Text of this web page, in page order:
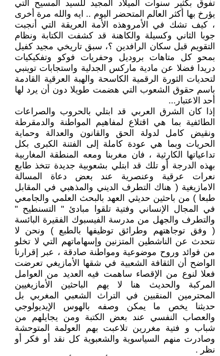
تفوق بكثير سنوات الميلاد المجيد للسيد المسيح التي
يؤرخ بها أكثر العالم المتحضر اليوم .. ايه والله مرة أخرى
، كيف تشك في الأمروهذه الأمة العريقة التي أنجبت
جوبا الثاني وكسيلة والكاهنة قد كشفت الكتابة ونظام
التقويم قبل سكان الرافدين ؟، سبق تاريخي مجيد كفيل
بمحو كل متاهات بروديل وحفريات فوكو وتفكيكيات
دريدا فضلا عن مادية ماركس الجدلية واستجابات توينبي
لتحديات الثورة الرقمية الكاسحة والهبة العرقية القادمة
باسم حقوق الشعوب التي هضمت طويلا دون أن يرد لها
أحد الاعتبار...
إذا كان الشرق العربي قد ابتلي بالحروب والصراعات
الطائفية بما هي اقتلاع لمفاهيم المواطنة والدمقرطة
ونقيض كامل لدولة الحق والقانون والعدالة وحماية
الحريات وبما هي عودة كاملة إلى الفتنة الكبرى بكل
تداعياتها الكارثية ، فان مغربنا ومعه المنطقة المغاربية
بهذه الدرجة أو تلك قد ابتلي بشعوبية جديدة تتخذ طابع
نعرات عرقية وعنصرية عند بعض دعاة المسالة
الامازيغية ( هناك التطرف الديني والمذهبي في المقابل
طبعا ) من باحثين حديثي العهد بالبحث العلمي والجامعي
في المجال الإنساني وفتية تلقوا مبادئ " التسنطيح "
والتطرف والجهل من مدرسة الفيسبوك الفقيرة البائسة
( وفق توجاهتهم وطرائق توظيفها بالطبع ) ونحن لا
نتحدث عن الناشطين المتزنين وإسهاماتهم التي لا تخلو
من فوائد وروح موضوعية ومواطنة صادقة ، عبر إقرارنا
الواضح أن الثقافة الشعبية في شقها الأمازيغي تعرضت
فعلا لنوع من الإقصاء ساهمت فيه العديد من العوامل
المركبة والحديث هنا لا يهم الباحثين الأمازيغيين
المحترمين المنقبين في التراث الشعبي المغربي بل
حديثنا يخص ما يمكن وصفه بالهوس الإيديولوجي
والعصاب النفسي عند بعض الكتبة ومن يجايلهم من
شباب و فتية مغررين تلاعبت بهم العولمة المتوحشة
وصادرت منهم السياسوية والشعبوية كل نقد أو فكر أو
نظر .